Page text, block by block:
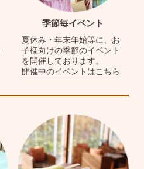
季節毎イベント
夏休み・年末年始等に、お
子様向けの季節のイベント
を開催しております。
開催中のイベントはこちら